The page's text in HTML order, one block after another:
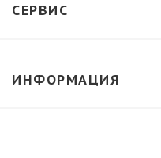
СЕРВИС
ИНФОРМАЦИЯ